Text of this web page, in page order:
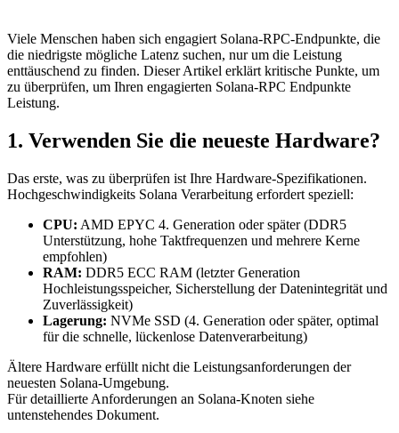
Viele Menschen haben sich engagiert Solana-RPC-Endpunkte, die
die niedrigste mögliche Latenz suchen, nur um die Leistung
enttäuschend zu finden. Dieser Artikel erklärt kritische Punkte, um
zu überprüfen, um Ihren engagierten Solana-RPC Endpunkte
Leistung.
1. Verwenden Sie die neueste Hardware?
Das erste, was zu überprüfen ist Ihre Hardware-Spezifikationen.
Hochgeschwindigkeits Solana Verarbeitung erfordert speziell:
CPU: AMD EPYC 4. Generation oder später (DDR5
Unterstützung, hohe Taktfrequenzen und mehrere Kerne
empfohlen)
RAM: DDR5 ECC RAM (letzter Generation
Hochleistungsspeicher, Sicherstellung der Datenintegrität und
Zuverlässigkeit)
Lagerung: NVMe SSD (4. Generation oder später, optimal
für die schnelle, lückenlose Datenverarbeitung)
Ältere Hardware erfüllt nicht die Leistungsanforderungen der
neuesten Solana-Umgebung.
Für detaillierte Anforderungen an Solana-Knoten siehe
untenstehendes Dokument.